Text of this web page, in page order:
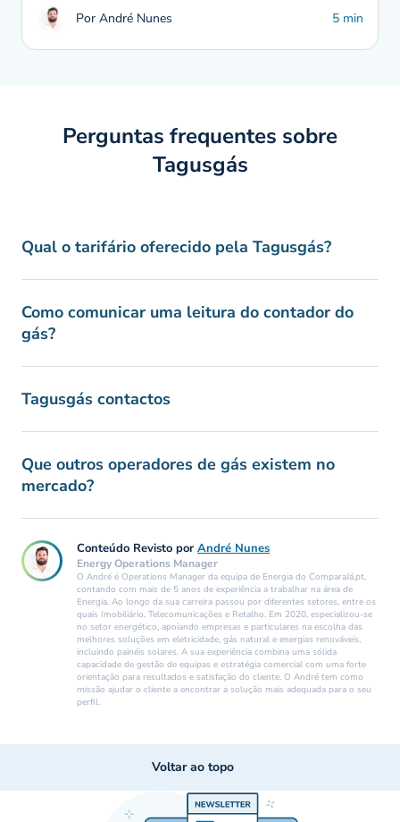
Por André Nunes 5 min
Perguntas frequentes sobre
Tagusgás
Qual o tarifário oferecido pela Tagusgás?
Como comunicar uma leitura do contador do
gás?
Tagusgás contactos
Que outros operadores de gás existem no
mercado?
Conteúdo Revisto por André Nunes
Energy Operations Manager
O André é Operations Manager da equipa de Energia do ComparaJá.pt,
contando com mais de 5 anos de experiência a trabalhar na área de
Energia. Ao longo da sua carreira passou por diferentes setores, entre os
quais Imobiliário, Telecomunicações e Retalho. Em 2020, especializou-se
no setor energético, apoiando empresas e particulares na escolha das
melhores soluções em eletricidade, gás natural e energias renováveis,
incluindo painéis solares. A sua experiência combina uma sólida
capacidade de gestão de equipas e estratégia comercial com uma forte
orientação para resultados e satisfação do cliente. O André tem como
missão ajudar o cliente a encontrar a solução mais adequada para o seu
perfil.
Voltar ao topo